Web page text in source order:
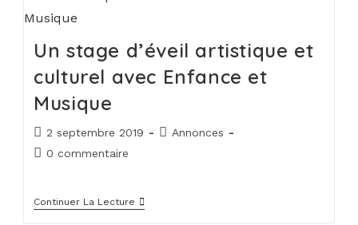
Un stage d’éveil artistique et
culturel avec Enfance et
Musique
2 septembre 2019
Annonces
0 commentaire
Continuer La Lecture